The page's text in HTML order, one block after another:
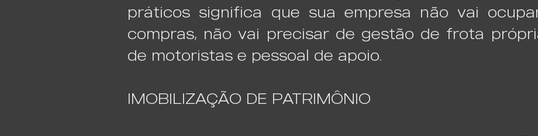
práticos significa que sua empresa não vai
compras, não vai precisar de gestão de frota
de motoristas e pessoal de apoio.
IMOBILIZAÇÃO DE PATRIMÔNIO